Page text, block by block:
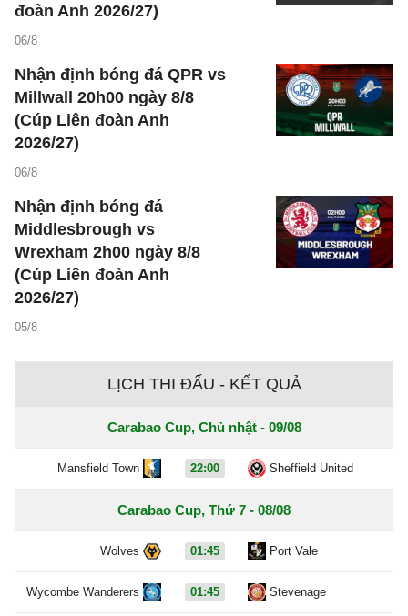
đoàn Anh 2026/27)
06/8
Nhận định bóng đá QPR vs
Millwall 20h00 ngày 8/8
(Cúp Liên đoàn Anh
2026/27)
06/8
Nhận định bóng đá
Middlesbrough vs
Wrexham 2h00 ngày 8/8
(Cúp Liên đoàn Anh
2026/27)
05/8
LỊCH THI ĐẤU - KẾT QUẢ
Carabao Cup, Chủ nhật - 09/08
Mansfield Town 22:00 Sheffield United
Carabao Cup, Thứ 7 - 08/08
Wolves 01:45 Port Vale
Wycombe Wanderers 01:45 Stevenage